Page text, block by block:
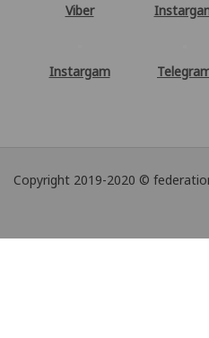
Viber
Instargam
Copyright 2019-2020 ©